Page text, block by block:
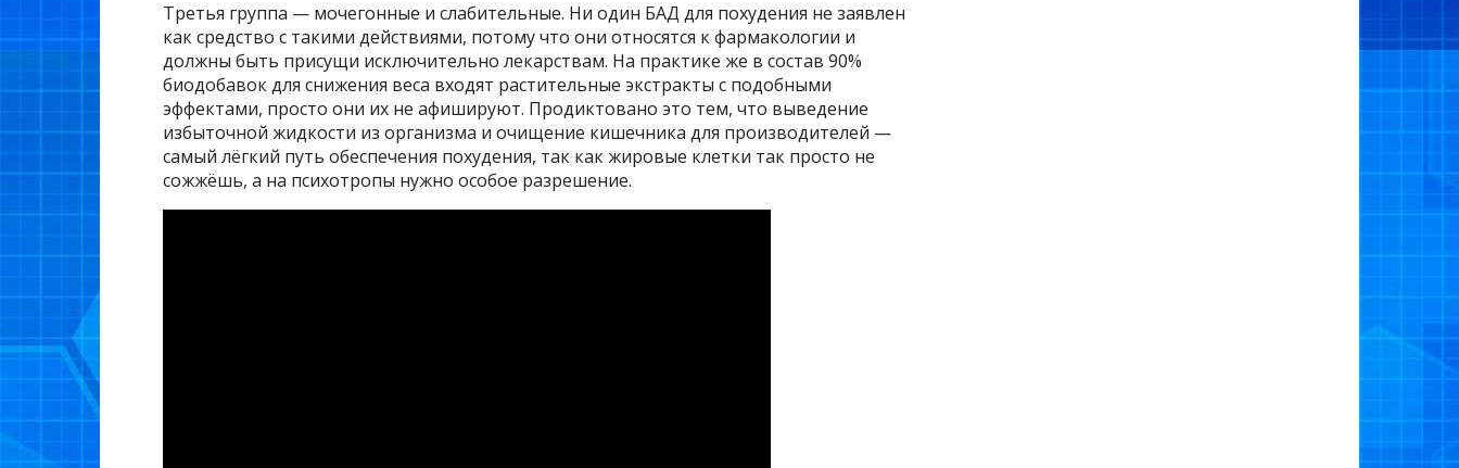
Третья группа — мочегонные и слабительные. Ни один БАД для похудения не заявлен
как средство с такими действиями, потому что они относятся к фармакологии и
должны быть присущи исключительно лекарствам. На практике же в состав 90%
биодобавок для снижения веса входят растительные экстракты с подобными
эффектами, просто они их не афишируют. Продиктовано это тем, что выведение
избыточной жидкости из организма и очищение кишечника для производителей —
самый лёгкий путь обеспечения похудения, так как жировые клетки так просто не
сожжёшь, а на психотропы нужно особое разрешение.